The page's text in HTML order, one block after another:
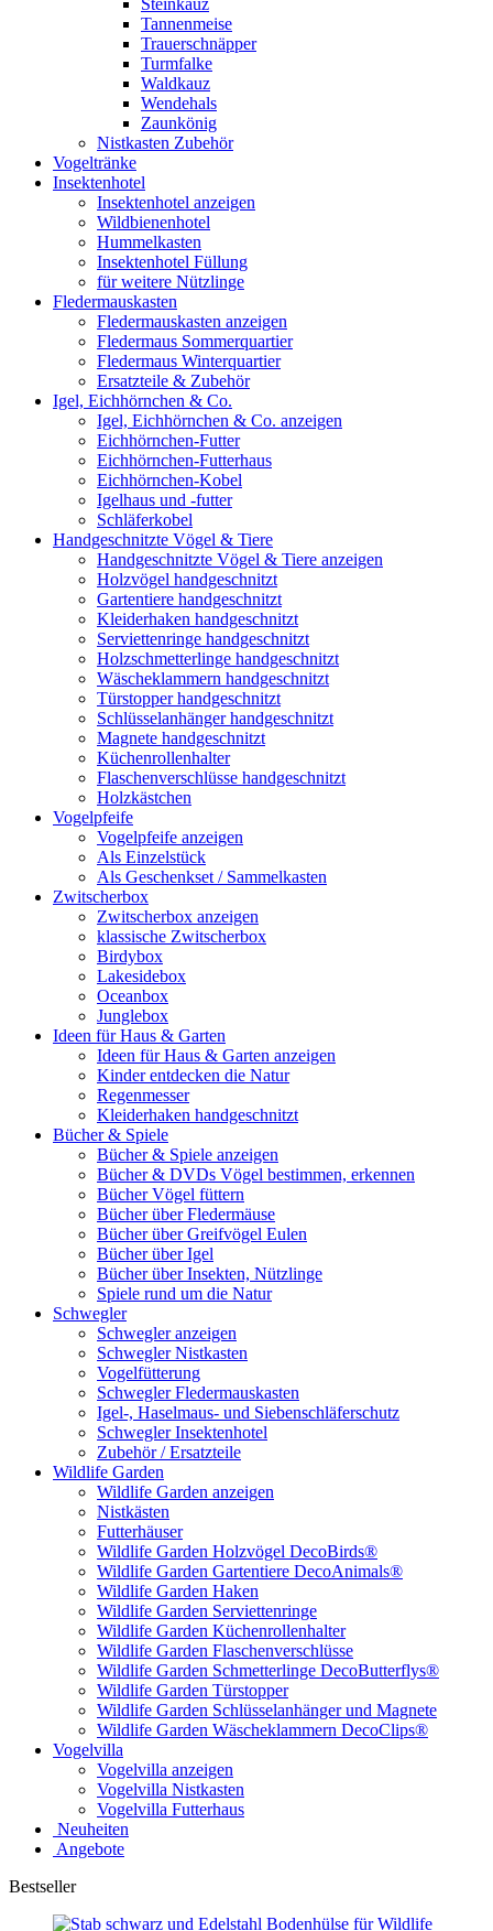
Tannenmeise
Trauerschnäpper
Turmfalke
Waldkauz
Wendehals
Zaunkönig
Nistkasten Zubehör
Vogeltränke
Insektenhotel
Insektenhotel anzeigen
Wildbienenhotel
Hummelkasten
Insektenhotel Füllung
für weitere Nützlinge
Fledermauskasten
Fledermauskasten anzeigen
Fledermaus Sommerquartier
Fledermaus Winterquartier
Ersatzteile & Zubehör
Igel, Eichhörnchen & Co.
Igel, Eichhörnchen & Co. anzeigen
Eichhörnchen-Futter
Eichhörnchen-Futterhaus
Eichhörnchen-Kobel
Igelhaus und -futter
Schläferkobel
Handgeschnitzte Vögel & Tiere
Handgeschnitzte Vögel & Tiere anzeigen
Holzvögel handgeschnitzt
Gartentiere handgeschnitzt
Kleiderhaken handgeschnitzt
Serviettenringe handgeschnitzt
Holzschmetterlinge handgeschnitzt
Wäscheklammern handgeschnitzt
Türstopper handgeschnitzt
Schlüsselanhänger handgeschnitzt
Magnete handgeschnitzt
Küchenrollenhalter
Flaschenverschlüsse handgeschnitzt
Holzkästchen
Vogelpfeife
Vogelpfeife anzeigen
Als Einzelstück
Als Geschenkset / Sammelkasten
Zwitscherbox
Zwitscherbox anzeigen
klassische Zwitscherbox
Birdybox
Lakesidebox
Oceanbox
Junglebox
Ideen für Haus & Garten
Ideen für Haus & Garten anzeigen
Kinder entdecken die Natur
Regenmesser
Kleiderhaken handgeschnitzt
Bücher & Spiele
Bücher & Spiele anzeigen
Bücher & DVDs Vögel bestimmen, erkennen
Bücher Vögel füttern
Bücher über Fledermäuse
Bücher über Greifvögel Eulen
Bücher über Igel
Bücher über Insekten, Nützlinge
Spiele rund um die Natur
Schwegler
Schwegler anzeigen
Schwegler Nistkasten
Vogelfütterung
Schwegler Fledermauskasten
Igel-, Haselmaus- und Siebenschläferschutz
Schwegler Insektenhotel
Zubehör / Ersatzteile
Wildlife Garden
Wildlife Garden anzeigen
Nistkästen
Futterhäuser
Wildlife Garden Holzvögel DecoBirds®
Wildlife Garden Gartentiere DecoAnimals®
Wildlife Garden Haken
Wildlife Garden Serviettenringe
Wildlife Garden Küchenrollenhalter
Wildlife Garden Flaschenverschlüsse
Wildlife Garden Schmetterlinge DecoButterflys®
Wildlife Garden Türstopper
Wildlife Garden Schlüsselanhänger und Magnete
Wildlife Garden Wäscheklammern DecoClips®
Vogelvilla
Vogelvilla anzeigen
Vogelvilla Nistkasten
Vogelvilla Futterhaus
Neuheiten
Angebote
Bestseller